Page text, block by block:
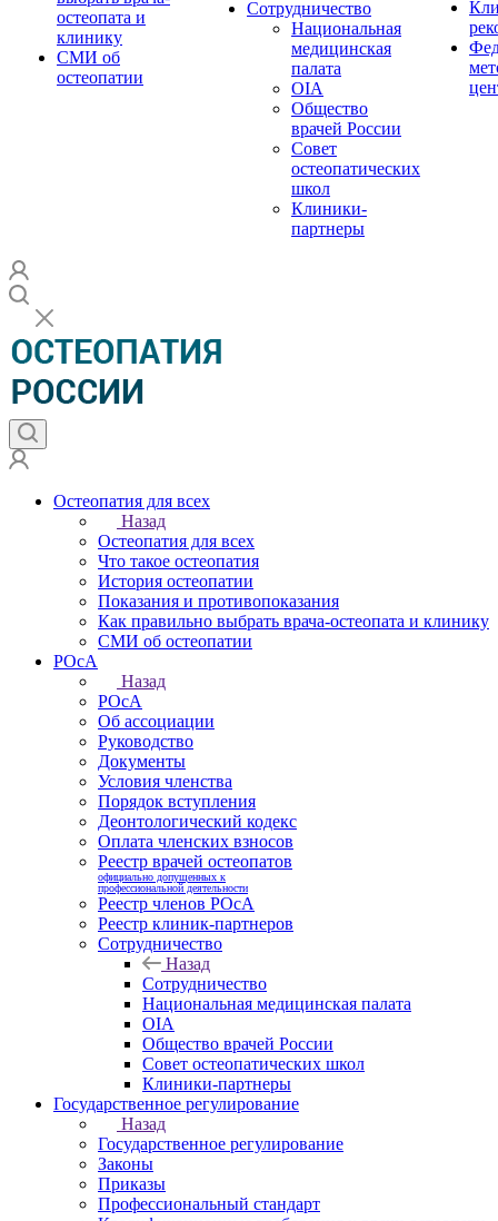
остеопата и
клинику
СМИ об
остеопатии
Сотрудничество
Национальная
медицинская
палата
OIA
Общество
врачей России
Совет
остеопатических
школ
Клиники-
партнеры
Остеопатия для всех
Назад
Остеопатия для всех
Что такое остеопатия
История остеопатии
Показания и противопоказания
Как правильно выбрать врача-остеопата и клинику
СМИ об остеопатии
РОсА
Назад
РОсА
Об ассоциации
Руководство
Документы
Условия членства
Порядок вступления
Деонтологический кодекс
Оплата членских взносов
Реестр врачей остеопатов
официально допущенных к
профессиональной деятельности
Реестр членов РОсА
Реестр клиник-партнеров
Сотрудничество
Назад
Сотрудничество
Национальная медицинская палата
OIA
Общество врачей России
Совет остеопатических школ
Клиники-партнеры
Государственное регулирование
Назад
Государственное регулирование
Законы
Приказы
Профессиональный стандарт